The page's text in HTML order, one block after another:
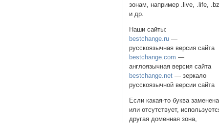
зонам, например .live, .life,
и др.
Наши сайты:
bestchange.ru —
русскоязычная версия сайта
bestchange.com —
англоязычная версия сайта
bestchange.net — зеркало
русскоязычной версии сайта
Если какая-то буква заменена
или отсутствует,
другая доменная зона,